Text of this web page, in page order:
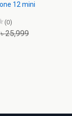
12 mini
(0)
৳ 25,999